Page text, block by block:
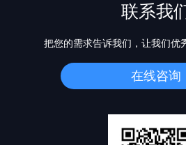
联系我
把您的需求告诉我们，让我们优
在线咨询